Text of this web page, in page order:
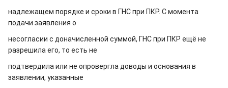
надлежащем порядке и сроки в ГНС при ПКР. С момента
подачи заявления о
несогласии с доначисленной суммой, ГНС при ПКР ещё не
разрешила его, то есть не
подтвердила или не опровергла доводы и основания в
заявлении, указанные